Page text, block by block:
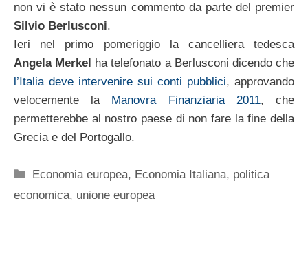
non vi è stato nessun commento da parte del premier
Silvio Berlusconi.
Ieri nel primo pomeriggio la cancelliera tedesca
Angela Merkel ha telefonato a Berlusconi dicendo che
l’Italia deve intervenire sui conti pubblici, approvando
velocemente la Manovra Finanziaria 2011, che
permetterebbe al nostro paese di non fare la fine della
Grecia e del Portogallo.
Categorie
Economia europea, Economia Italiana, politica
economica, unione europea